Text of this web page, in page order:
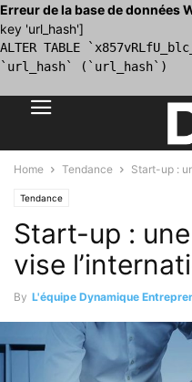
Erreur de la base de données
key 'url_hash']
ALTER TABLE
`url_hash` (`url_hash`)
Home Tendance Start-up :
Tendance
Start-up :
vise
By L'équipe Dynamique